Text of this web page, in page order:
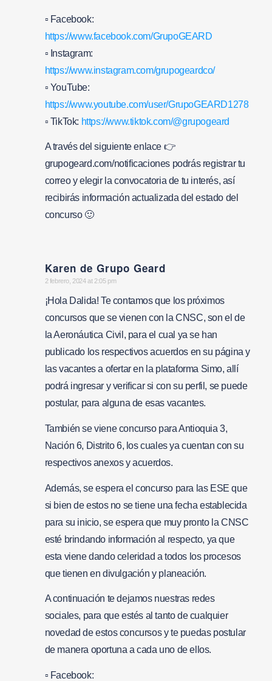
▫ Facebook:
https://www.facebook.com/GrupoGEARD
▫ Instagram:
https://www.instagram.com/grupogeardco/
▫ YouTube:
https://www.youtube.com/user/GrupoGEARD1278
▫ TikTok: https://www.tiktok.com/@grupogeard
A través del siguiente enlace 👉
grupogeard.com/notificaciones podrás registrar tu
correo y elegir la convocatoria de tu interés, así
recibirás información actualizada del estado del
concurso 🙂
Karen de Grupo Geard
says:
2 febrero, 2024 at 2:05 pm
¡Hola Dalida! Te contamos que los próximos
concursos que se vienen con la CNSC, son el de
la Aeronáutica Civil, para el cual ya se han
publicado los respectivos acuerdos en su página y
las vacantes a ofertar en la plataforma Simo, allí
podrá ingresar y verificar si con su perfil, se puede
postular, para alguna de esas vacantes.
También se viene concurso para Antioquia 3,
Nación 6, Distrito 6, los cuales ya cuentan con su
respectivos anexos y acuerdos.
Además, se espera el concurso para las ESE que
si bien de estos no se tiene una fecha establecida
para su inicio, se espera que muy pronto la CNSC
esté brindando información al respecto, ya que
esta viene dando celeridad a todos los procesos
que tienen en divulgación y planeación.
A continuación te dejamos nuestras redes
sociales, para que estés al tanto de cualquier
novedad de estos concursos y te puedas postular
de manera oportuna a cada uno de ellos.
▫ Facebook: